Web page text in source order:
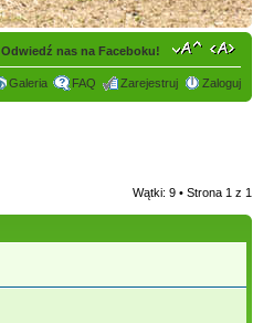
Odwiedź nas na Faceboku!
Galeria FAQ Zarejestruj Zaloguj
Wątki: 9 • Strona 1 z 1